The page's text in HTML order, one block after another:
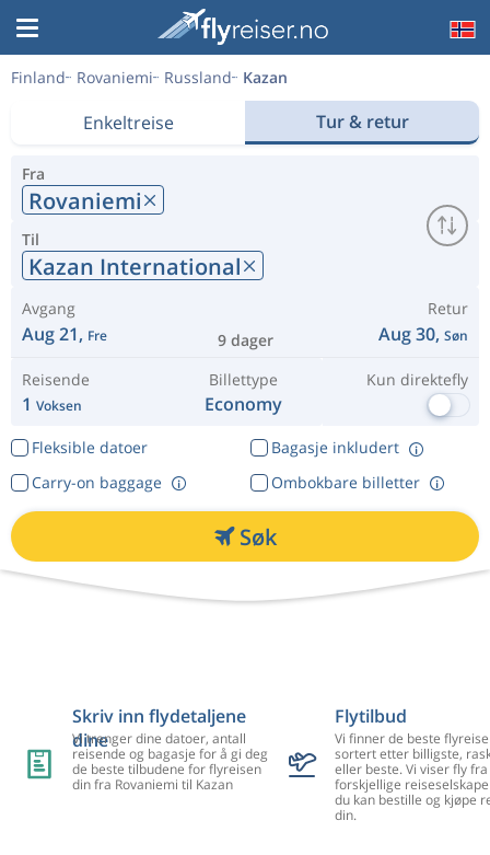
Finland Rovaniemi Russland Kazan
Enkeltreise Tur & retur
Fra
Rovaniemi
Til
Kazan International
Avgang
Aug 21, Fre 9 dager
Retur
Aug 30, Søn
Reisende
1 Voksen
Billettype
Economy
Kun direktefly
Fleksible datoer
Bagasje inkludert
Ombokbare billetter
Carry-on baggage
Søk
Skriv inn flydetaljene
dine
Vi trenger dine datoer, antall
reisende og bagasje for å gi deg
de beste tilbudene for flyreisen
din fra Rovaniemi til Kazan
Flytilbud
Vi finner de beste
sortert etter billigste,
eller beste. Vi viser fly
forskjellige
du kan bestille og kjøpe
din.